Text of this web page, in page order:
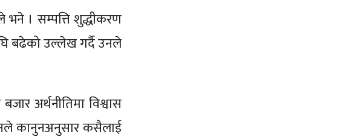
भने । सम्पत्ति शुद्धीकरण
बढेको उल्लेख गर्दै उनले
अर्थनीतिमा विश्वास
कानुनअनुसार कसैलाई